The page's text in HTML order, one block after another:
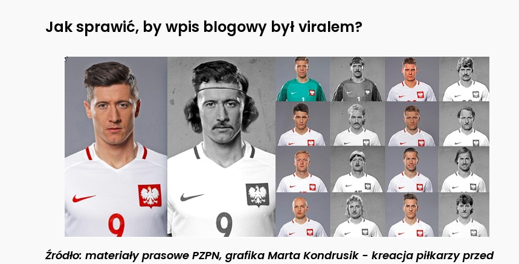
Jak sprawić, by wpis blogowy był viralem?
Źródło: materiały prasowe PZPN, grafika Marta Kondrusik - kreacja piłkarzy przed